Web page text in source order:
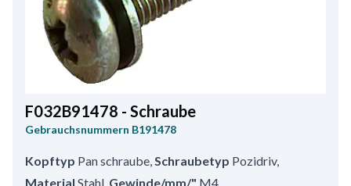
F032B91478 - Schraube
Gebrauchsnummern B191478
Kopftyp Pan schraube Schraubetyp Pozidriv,
Material Stahl Gewinde/mm/" M4